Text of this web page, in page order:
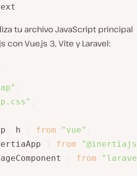
tu archivo JavaScript principal
con Vue.js 3, Vite y Laravel:
h from "vue"
from
from